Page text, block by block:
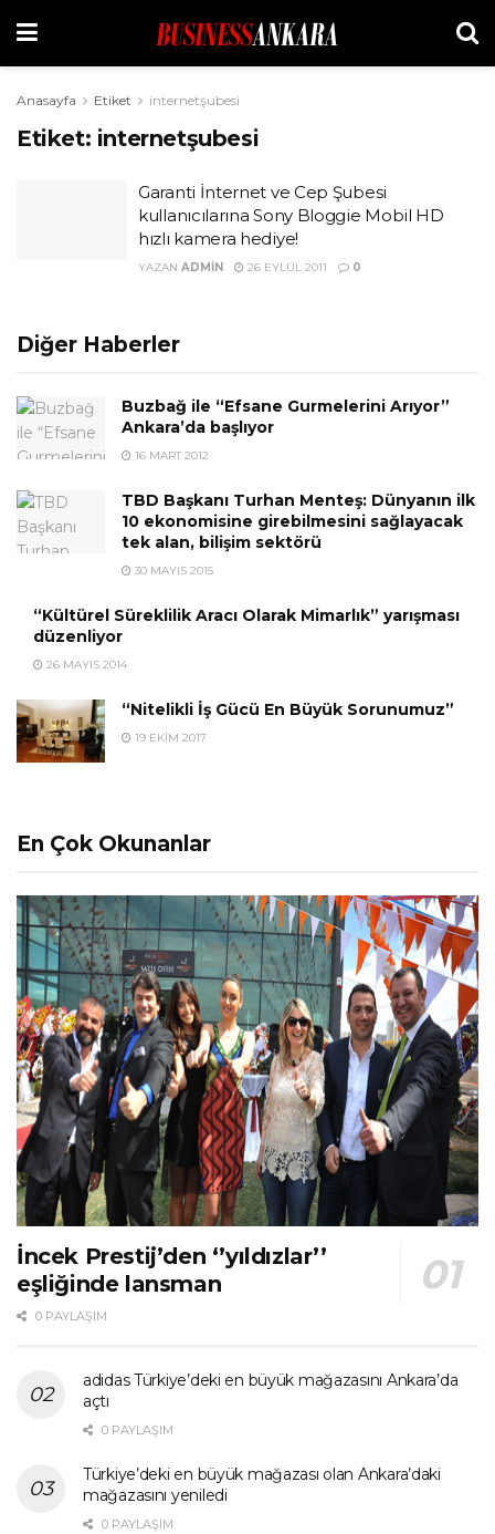
Anasayfa Etiket internetşubesi
Etiket: internetşubesi
Garanti İnternet ve Cep Şubesi
kullanıcılarına Sony Bloggie Mobil HD
hızlı kamera hediye!
YAZAN ADMIN 26 EYLÜL 2011 0
Diğer Haberler
Buzbağ ile “Efsane Gurmelerini Arıyor”
Ankara’da başlıyor
16 MART 2012
TBD Başkanı Turhan Menteş: Dünyanın ilk
10 ekonomisine girebilmesini sağlayacak
tek alan, bilişim sektörü
30 MAYIS 2015
“Kültürel Süreklilik Aracı Olarak Mimarlık” yarışması
düzenliyor
26 MAYIS 2014
“Nitelikli İş Gücü En Büyük Sorunumuz”
19 EKIM 2017
En Çok Okunanlar
İncek Prestij’den ‘’yıldızlar’’
eşliğinde lansman
0 PAYLAŞIM
adidas Türkiye’deki en büyük mağazasını Ankara’da
açtı
0 PAYLAŞIM
Türkiye’deki en büyük mağazası olan Ankara’daki
mağazasını yeniledi
0 PAYLAŞIM